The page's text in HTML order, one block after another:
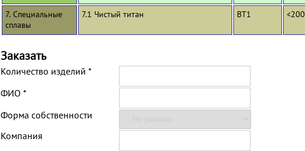
7. Специальные
сплавы
7.1 Чистый титан ВТ1 <200
Заказать
Количество изделий *
ФИО *
Форма собственности
Компания